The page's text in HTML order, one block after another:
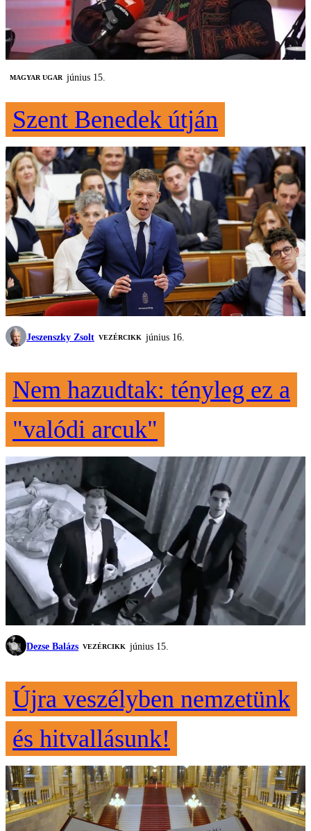
MAGYAR UGAR június 15.
Szent Benedek útján
Jeszenszky Zsolt VEZÉRCIKK június 16.
Nem hazudtak: tényleg ez a
"valódi arcuk"
Dezse Balázs VEZÉRCIKK június 15.
Újra veszélyben nemzetünk
és hitvallásunk!